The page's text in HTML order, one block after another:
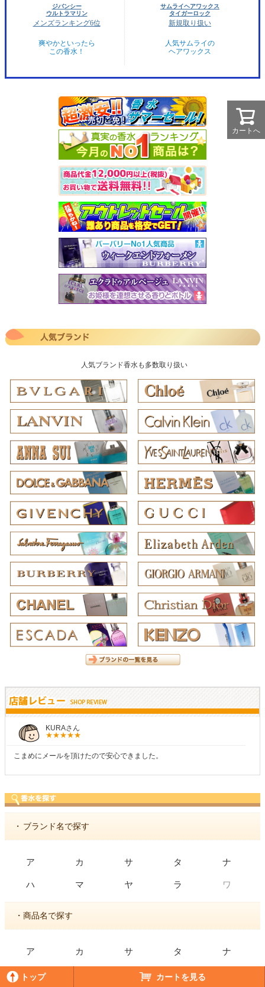
ジバンシー
ウルトラマリン
メンズランキング6位
爽やかといったら
この香水！
サムライヘアワックス
タイガーロック
新規取り扱い
人気サムライの
ヘアワックス
人気ブランド香水も多数取り扱い
カートへ
しらすさん
商品が早く届いたのでよかったです。また利用させてもらいます！
・ ブランド名で探す
ア カ サ タ ナ
ハ マ ヤ ラ ワ
・商品名で探す
ア カ サ タ ナ
ハ ラ
トップ カートを見る